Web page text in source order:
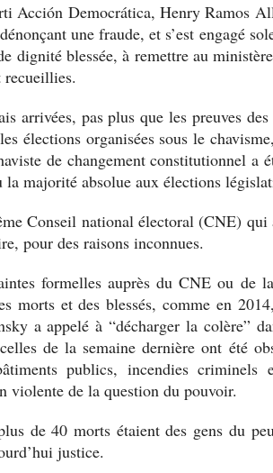
Acción Democrática, Henry Ramos
une fraude, et s’est engagé
dignité blessée, à remettre au
recueillies.
arrivées, pas plus que les preuves
élections organisées sous le
de changement constitutionnel a
majorité absolue aux élections
Conseil national électoral (CNE)
pour des raisons inconnues.
formelles auprès du CNE ou de
morts et des blessés, comme en
a appelé à “décharger la colère”
de la semaine dernière ont été
publics, incendies criminels
violente de la question du pouvoir.
de 40 morts étaient des gens du
justice.